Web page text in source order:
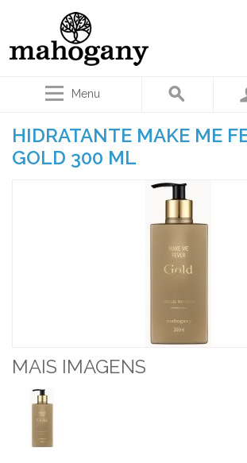
Menu
HIDRATANTE MAKE ME
GOLD 300 ML
MAIS IMAGENS